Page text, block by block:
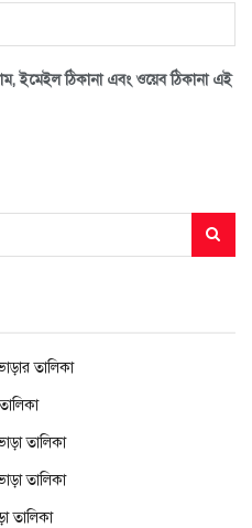
ইমেইল ঠিকানা এবং ওয়েব ঠিকানা এই
তালিকা
তালিকা
তালিকা
তালিকা